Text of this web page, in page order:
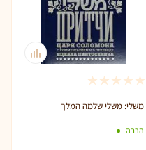
משלי: משלי שלמה המלך
הרבה